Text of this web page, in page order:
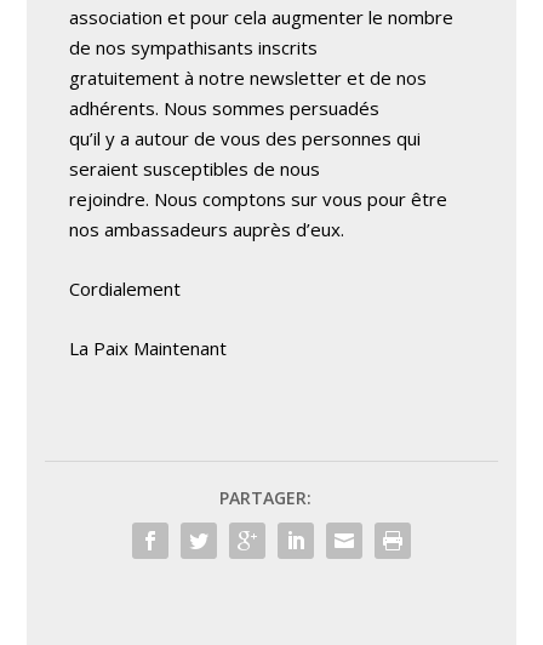
association et pour cela augmenter le nombre
de nos sympathisants inscrits
gratuitement à notre newsletter et de nos
adhérents. Nous sommes persuadés
qu’il y a autour de vous des personnes qui
seraient susceptibles de nous
rejoindre. Nous comptons sur vous pour être
nos ambassadeurs auprès d’eux.
Cordialement
La Paix Maintenant
PARTAGER: